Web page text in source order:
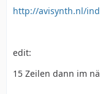
http://avisynth.nl/
edit:
15 Zeilen dann im